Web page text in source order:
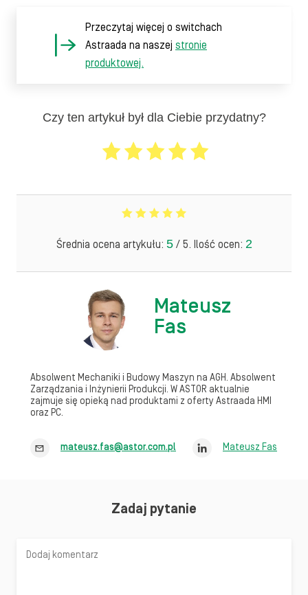
Przeczytaj więcej o switchach
Astraada na naszej stronie
produktowej.
Czy ten artykuł był dla Ciebie przydatny?
Średnia ocena artykułu: 5/ 5. Ilość ocen: 2
Mateusz
Fas
Absolwent Mechaniki i Budowy Maszyn na AGH. Absolwent
Zarządzania i Inżynierii Produkcji. W ASTOR aktualnie
zajmuje się opieką nad produktami z oferty Astraada HMI
oraz PC.
mateusz.fas@astor.com.pl Mateusz Fas
Zadaj pytanie